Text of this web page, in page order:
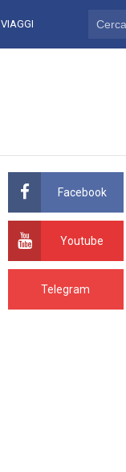
VIAGGI
Facebook
Youtube
Telegram